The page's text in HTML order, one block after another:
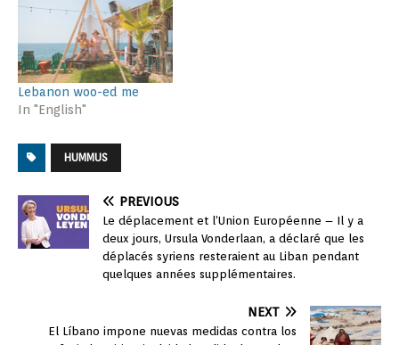
Lebanon woo-ed me
In "English"
HUMMUS
PREVIOUS
Le déplacement et l’Union Européenne – Il y a
deux jours, Ursula Vonderlaan, a déclaré que les
déplacés syriens resteraient au Liban pendant
quelques années supplémentaires.
NEXT
El Líbano impone nuevas medidas contra los